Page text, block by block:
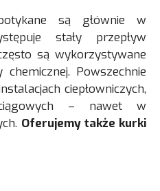
są głównie w
stały przepływ
są wykorzystywane
Powszechnie
ciepłowniczych,
– nawet w
Oferujemy także kurki